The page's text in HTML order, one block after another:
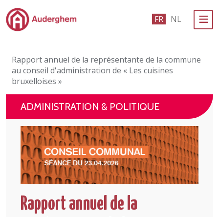
Passer au contenu principal FR NL
Événements et vie associative
eGuichet
Vivre à Auderghem
En 1 clic
Rapport annuel de la représentante de la commune
au conseil d'administration de « Les cuisines
bruxelloises »
ADMINISTRATION & POLITIQUE
Rapport annuel de la